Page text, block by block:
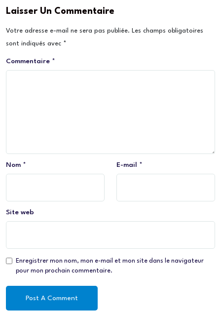
Laisser Un Commentaire
Votre adresse e-mail ne sera pas publiée. Les champs obligatoires
sont indiqués avec *
Commentaire *
Nom * E-mail *
Site web
Enregistrer mon nom, mon e-mail et mon site dans le navigateur
pour mon prochain commentaire.